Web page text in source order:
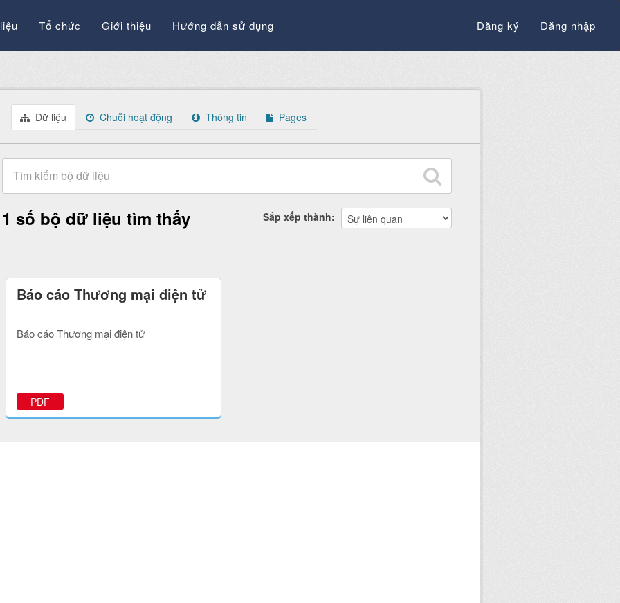
Tổ chức Giới thiệu Hướng dẫn sử dụng Đăng ký Đăng nhập
Dữ liệu Chuỗi hoạt động Thông tin Pages
Sắp xếp thành
1 số bộ dữ liệu tìm thấy
Báo cáo Thương mại điện tử
Báo cáo Thương mại điện tử
PDF